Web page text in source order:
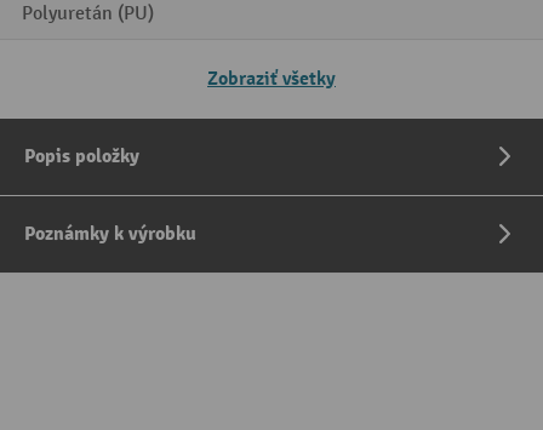
Polyuretán (PU)
Zobraziť všetky
Popis položky
Poznámky k výrobku